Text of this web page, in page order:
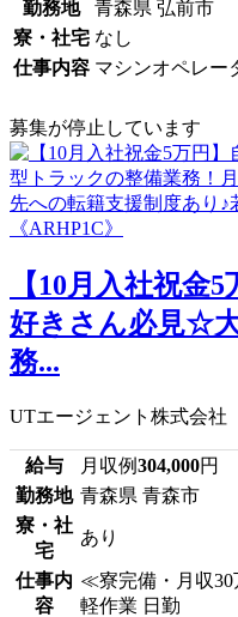
勤務地
青森県 弘前市
寮・社宅 なし
仕事内容 マシンオペレー
募集が停止しています
【10月入社祝金
好きさん必見☆
務...
UTエージェント株式会社
給与 月収例304,000円
勤務地 青森県 青森市
寮・社
宅
あり
仕事内
容
≪寮完備・月収
軽作業 日勤